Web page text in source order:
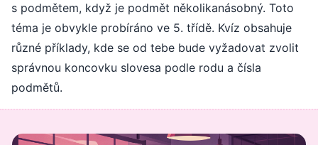
s podmětem, když je podmět několikanásobný. Toto
téma je obvykle probíráno ve 5. třídě. Kvíz obsahuje
různé příklady, kde se od tebe bude vyžadovat zvolit
správnou koncovku slovesa podle rodu a čísla
podmětů.